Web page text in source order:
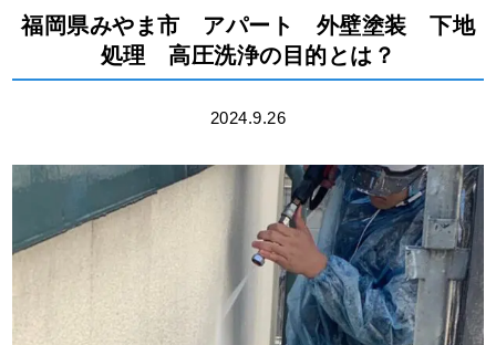
福岡県みやま市 アパート 外壁塗装 下地
処理 高圧洗浄の目的とは？
2024.9.26